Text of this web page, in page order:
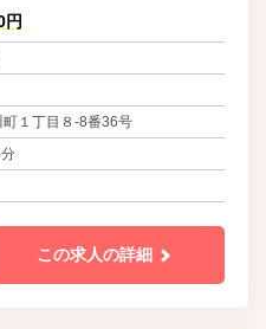
業となることを目指します。業務拡
につき、全国各営業所で人材募集
おこなっております。
円
１丁目８-8番36号
この求人の詳細